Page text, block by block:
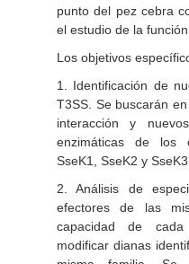
punto del pez cebra
el estudio de la
Los objetivos
1. Identificación de
T3SS. Se buscarán
interacción y
enzimáticas de los
SseK1, SseK2 y SseK3.
2. Análisis de
efectores de las
capacidad de
modificar dianas